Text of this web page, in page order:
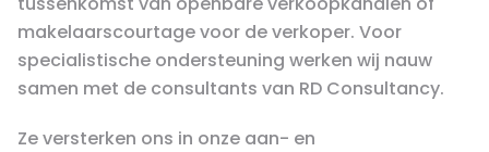
makelaarscourtage voor de verkoper. Voor
specialistische ondersteuning werken wij nauw
samen met de consultants van RD Consultancy.
Ze versterken ons in onze aan- en